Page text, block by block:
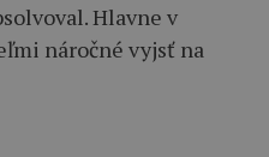
Hlavne v
náročné vyjsť na